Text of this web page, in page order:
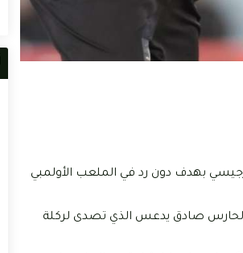
الرياضي الجرجيسي بهدف دون رد في الملعب الأولمبي
بلال العيفة في الدقيقة في الدقيقة 63 من كرة عائدة من الحارس صادق يدعس الذي تصدى لركلة